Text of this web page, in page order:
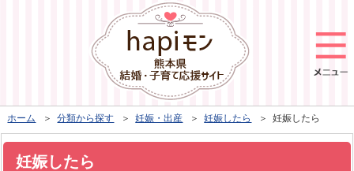
ホーム ＞分類から探す ＞妊娠・出産 ＞妊娠したら ＞ 妊娠したら
妊娠したら